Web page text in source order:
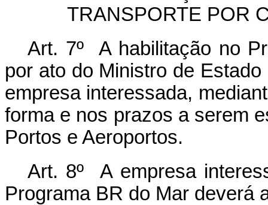
TRANSPORTE POR
Art. 7º A habilitação no
por ato do Ministro de
empresa interessada,
forma e nos prazos a serem
Portos e Aeroportos.
Art. 8º A empresa
Programa BR do Mar deverá